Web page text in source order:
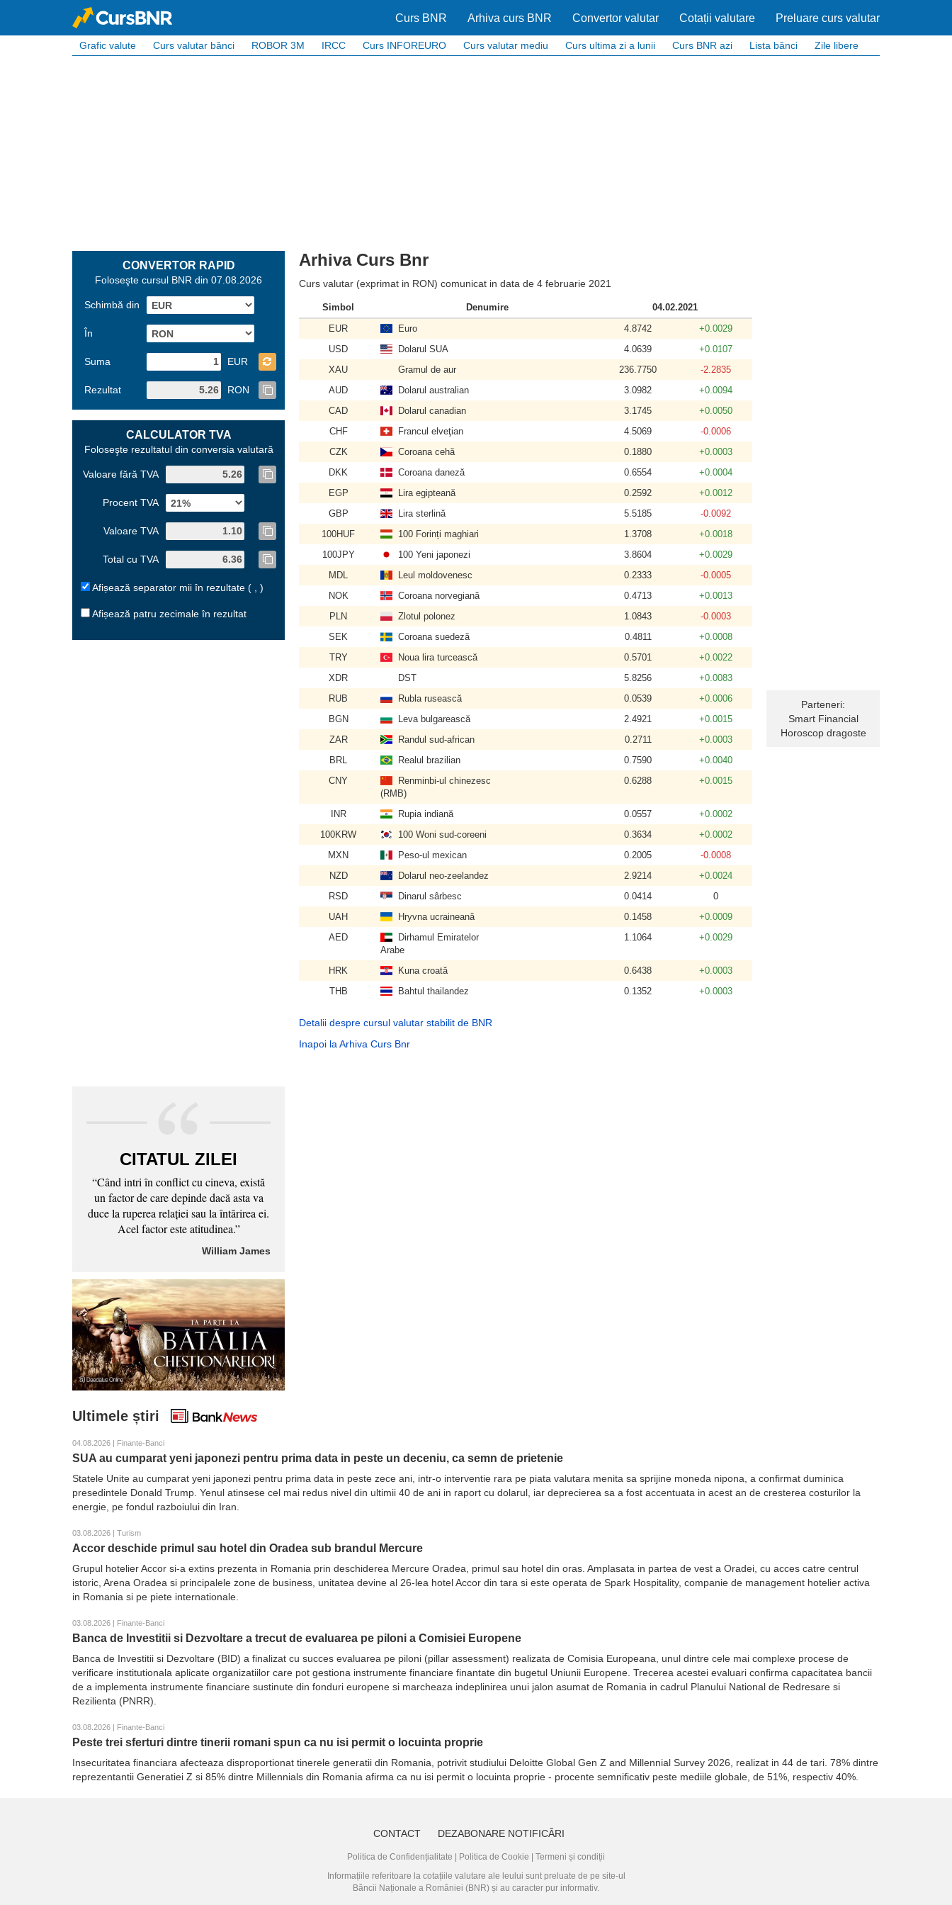
Curs BNR Arhiva curs BNR Convertor valutar Cotații valutare Preluare curs valutar
Grafic valute Curs valutar bănci ROBOR 3M IRCC Curs INFOREURO Curs valutar mediu Curs ultima zi a lunii Curs BNR azi Lista bănci Zile libere
CONVERTOR RAPID
Foloseşte cursul BNR din 07.08.2026
Schimbă din
În
Suma EUR
Rezultat RON
CALCULATOR TVA
Foloseşte rezultatul din conversia valutară
Valoare fără TVA
Procent TVA
Valoare TVA
Total cu TVA
Afișează separator mii în rezultate ( , )
Afișează patru zecimale în rezultat
CITATUL ZILEI
“Când intri în conflict cu cineva, există
un factor de care depinde dacă asta va
duce la ruperea relaţiei sau la întărirea ei.
Acel factor este atitudinea.”
William James
Arhiva Curs Bnr
Curs valutar (exprimat in RON) comunicat in data de 4 februarie 2021
Simbol Denumire
04.02.2021
EUR
Euro 4.8742
+0.0029
USD
Dolarul SUA 4.0639
+0.0107
XAU
Gramul de aur 236.7750
-2.2835
AUD
Dolarul australian 3.0982
+0.0094
CAD
Dolarul canadian 3.1745
+0.0050
CHF
Francul elveţian 4.5069
-0.0006
CZK
Coroana cehă 0.1880
+0.0003
DKK
Coroana daneză 0.6554
+0.0004
EGP
Lira egipteană 0.2592
+0.0012
GBP
Lira sterlină 5.5185
-0.0092
100HUF
100 Forinți maghiari 1.3708
+0.0018
100JPY
100 Yeni japonezi 3.8604
+0.0029
MDL
Leul moldovenesc 0.2333
-0.0005
NOK
Coroana norvegiană 0.4713
+0.0013
PLN
Zlotul polonez 1.0843
-0.0003
SEK
Coroana suedeză 0.4811
+0.0008
TRY
Noua lira turcească 0.5701
+0.0022
XDR
DST 5.8256
+0.0083
RUB
Rubla rusească 0.0539
+0.0006
BGN
Leva bulgarească 2.4921
+0.0015
ZAR
Randul sud-african 0.2711
+0.0003
BRL
Realul brazilian 0.7590
+0.0040
CNY
Renminbi-ul chinezesc
(RMB)
0.6288 +0.0015
INR Rupia indiană 0.0557
+0.0002
100KRW
100 Woni sud-coreeni 0.3634
+0.0002
MXN
Peso-ul mexican 0.2005
-0.0008
NZD
Dolarul neo-zeelandez 2.9214
+0.0024
RSD
Dinarul sârbesc 0.0414
0
UAH
Hryvna ucraineană 0.1458
+0.0009
AED
Dirhamul Emiratelor
Arabe
1.1064 +0.0029
HRK Kuna croată 0.6438
+0.0003
THB
Bahtul thailandez 0.1352 +0.0003
Detalii despre cursul valutar stabilit de BNR
Inapoi la Arhiva Curs Bnr
Parteneri:
Smart Financial
Horoscop dragoste
Ultimele știri
04.08.2026 | Finante-Banci
SUA au cumparat yeni japonezi pentru prima data in peste un deceniu, ca semn de prietenie
Statele Unite au cumparat yeni japonezi pentru prima data in peste zece ani, intr-o interventie rara pe piata valutara menita sa sprijine moneda nipona, a confirmat duminica
presedintele Donald Trump. Yenul atinsese cel mai redus nivel din ultimii 40 de ani in raport cu dolarul, iar deprecierea sa a fost accentuata in acest an de cresterea costurilor la
energie, pe fondul razboiului din Iran.
03.08.2026 | Turism
Accor deschide primul sau hotel din Oradea sub brandul Mercure
Grupul hotelier Accor si-a extins prezenta in Romania prin deschiderea Mercure Oradea, primul sau hotel din oras. Amplasata in partea de vest a Oradei, cu acces catre centrul
istoric, Arena Oradea si principalele zone de business, unitatea devine al 26-lea hotel Accor din tara si este operata de Spark Hospitality, companie de management hotelier activa
in Romania si pe piete internationale.
03.08.2026 | Finante-Banci
Banca de Investitii si Dezvoltare a trecut de evaluarea pe piloni a Comisiei Europene
Banca de Investitii si Dezvoltare (BID) a finalizat cu succes evaluarea pe piloni (pillar assessment) realizata de Comisia Europeana, unul dintre cele mai complexe procese de
verificare institutionala aplicate organizatiilor care pot gestiona instrumente financiare finantate din bugetul Uniunii Europene. Trecerea acestei evaluari confirma capacitatea bancii
de a implementa instrumente financiare sustinute din fonduri europene si marcheaza indeplinirea unui jalon asumat de Romania in cadrul Planului National de Redresare si
Rezilienta (PNRR).
03.08.2026 | Finante-Banci
Peste trei sferturi dintre tinerii romani spun ca nu isi permit o locuinta proprie
Insecuritatea financiara afecteaza disproportionat tinerele generatii din Romania, potrivit studiului Deloitte Global Gen Z and Millennial Survey 2026, realizat in 44 de tari. 78% dintre
reprezentantii Generatiei Z si 85% dintre Millennials din Romania afirma ca nu isi permit o locuinta proprie - procente semnificativ peste mediile globale, de 51%, respectiv 40%.
CONTACT DEZABONARE NOTIFICĂRI
Politica de Confidențialitate Politica de Cookie
Termeni și condiții
Informațiile referitoare la cotațiile valutare ale leului sunt preluate de pe site-ul
Băncii Naționale a României (BNR) și au caracter pur informativ.